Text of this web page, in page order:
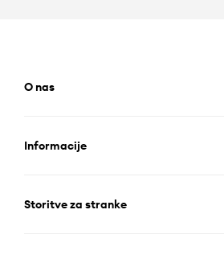
O nas
Informacije
Storitve za stranke